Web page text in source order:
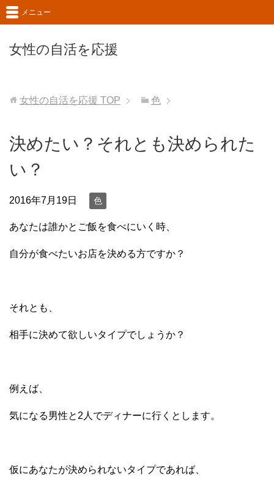
女性の自活を応援
メニュー
女性の自活を応援 TOP 色
決めたい？それとも決められた
い？
2016年7月19日 色
あなたは誰かとご飯を食べにいく時、
自分が食べたいお店を決める方ですか？
それとも、
相手に決めて欲しいタイプでしょうか？
例えば、
気になる男性と2人でディナーに行くとします。
仮にあなたが決められないタイプであれば、